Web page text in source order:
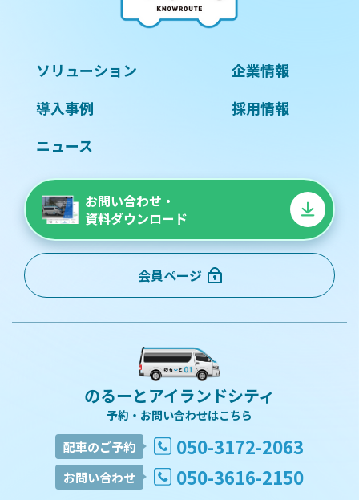
ソリューション
導入事例
ニュース
企業情報
採用情報
お問い合わせ・
資料ダウンロード
会員ページ
のるーとアイランドシティ
予約・お問い合わせはこちら
配車のご予約 050-3172-2063
お問い合わせ 050-3616-2150